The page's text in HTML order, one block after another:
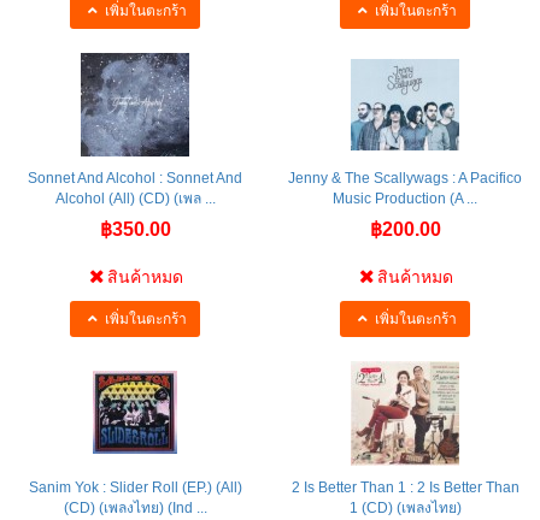
เพิ่มในตะกร้า เพิ่มในตะกร้า
Sonnet And Alcohol : Sonnet And
Alcohol (All) (CD) (เพล ...
฿350.00
สินค้าหมด
เพิ่มในตะกร้า
Jenny & The Scallywags : A Pacifico
Music Production (A ...
฿200.00
สินค้าหมด
เพิ่มในตะกร้า
Sanim Yok : Slider Roll (EP.) (All)
(CD) (เพลงไทย) (Ind ...
2 Is Better Than 1 : 2 Is Better Than
1 (CD) (เพลงไทย)